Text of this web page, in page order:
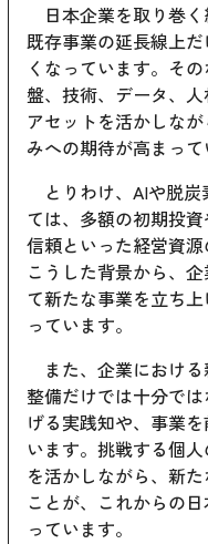
日本企業を取り巻く
既存事業の延長線上
くなっています。そ
盤、技術、データ、
アセットを活かしな
みへの期待が高まって
とりわけ、AIや脱炭
ては、多額の初期投
信頼といった経営資源
こうした背景から、
て新たな事業を立ち
っています。
また、企業におけ
整備だけでは十分で
げる実践知や、事業
います。挑戦する個
を活かしながら、新
ことが、これからの
っています。